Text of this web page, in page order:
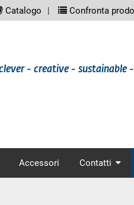
Catalogo Confronta
- creative - sustainable
Accessori Contatti